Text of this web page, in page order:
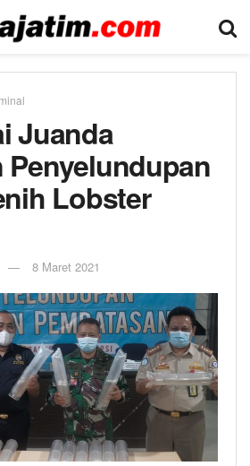
Juanda
Penyelundupan
Lobster
8 Maret 2021